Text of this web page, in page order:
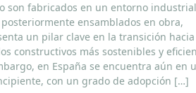
son fabricados en un entorno
ensamblados en obra,
un pilar clave en la transición hacia
constructivos más sostenibles y
en España se encuentra aún en
con un grado de adopción […]